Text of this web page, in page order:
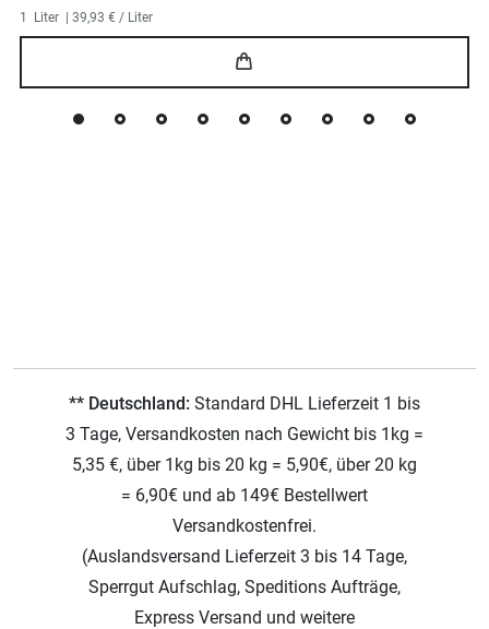
1 Liter | 39,93 € / Liter
** Deutschland: Standard DHL Lieferzeit 1 bis
3 Tage, Versandkosten nach Gewicht bis 1kg =
5,35 €, über 1kg bis 20 kg = 5,90€, über 20 kg
= 6,90€ und ab 149€ Bestellwert
Versandkostenfrei.
(Auslandsversand Lieferzeit 3 bis 14 Tage,
Sperrgut Aufschlag, Speditions Aufträge,
Express Versand und weitere